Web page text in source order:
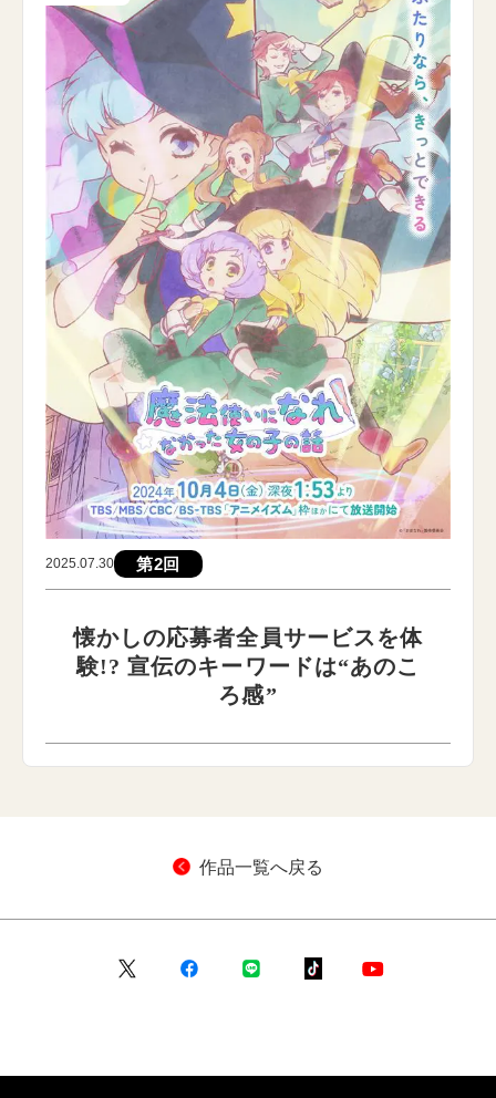
2025.07.30 第2回
懐かしの応募者全員サービスを体
験!? 宣伝のキーワードは“あのこ
ろ感”
作品一覧へ戻る